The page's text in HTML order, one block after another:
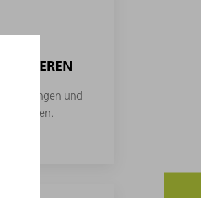
Störungen und
beheben.